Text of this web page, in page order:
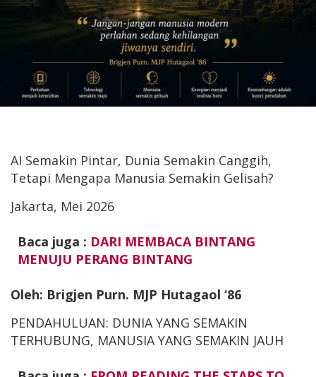
AI Semakin Pintar, Dunia Semakin Canggih,
Tetapi Mengapa Manusia Semakin Gelisah?
Jakarta, Mei 2026
Baca juga : DARI MEMBACA BINTANG
MENUJU PERANG BINTANG
Oleh: Brigjen Purn. MJP Hutagaol ‘86
PENDAHULUAN: DUNIA YANG SEMAKIN
TERHUBUNG, MANUSIA YANG SEMAKIN JAUH